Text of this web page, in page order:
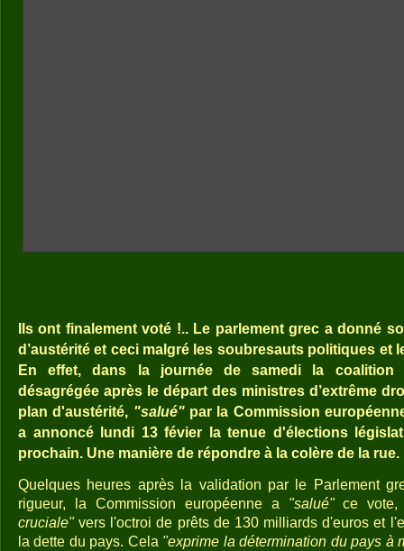
Ils ont finalement voté !.. Le parlement grec a donné
d’austérité et ceci malgré les soubresauts politiques et
En effet, dans la journée de samedi la coalition
désagrégée après le départ des ministres d’extrême
plan d'austérité, "salué"par la Commission
a annoncé lundi 13 févier la tenue d'élections
prochain. Une manière de répondre à la colère de la rue.
Quelques heures après la validation par le Parlement
rigueur, la Commission européenne a "salué"ce vote,
cruciale"vers l'octroi de prêts de 130 milliards d'euros et
la dette du pays. Cela "exprime la détermination du pays à